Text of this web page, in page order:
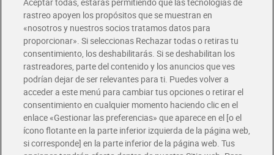
Glovo y Uber Eats
Solicita tu factura de Glovo o Uber Eats
Únete al CLUB Dia
Disfruta las ventajas y ofertas exclusivas.
Descárgate la APP Dia
Folletos y Tiendas
Descubre las mejores ofertas y busca tu tienda más cercana
rastreo apoyen los propósitos que se muestran en
«nosotros y nuestros socios tratamos datos para
proporcionar». Si seleccionas Rechazar todas o retiras tu
consentimiento, los deshabilitarás. Si se deshabilitan los
rastreadores, parte del contenido y los anuncios que ves
podrían dejar de ser relevantes para ti. Puedes volver a
acceder a este menú para cambiar tus opciones o retirar el
consentimiento en cualquier momento haciendo clic en el
enlace «Gestionar las preferencias» que aparece en el [o el
ícono flotante en la parte inferior izquierda de la página web,
si corresponde] en la parte inferior de la página web. Tus